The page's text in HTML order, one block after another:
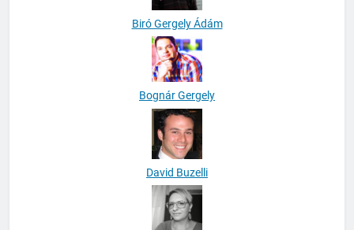
Biró Gergely Ádám
Bognár Gergely
David Buzelli